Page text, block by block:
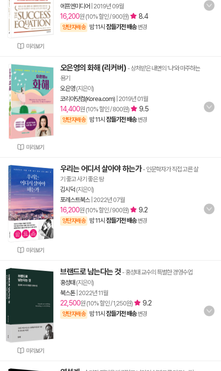
미리보기
에프엔미디어 2019년 09월
16,200원 (10% 할인 / 900원) 8.4
양탄자배송 밤 11시 잠들기전 배송 변경
미리보기
오은영의 화해 (리커버) - 상처받은 내면의 ‘나’와 마주하는
용기
오은영(지은이)
코리아닷컴(Korea.com) 2019년 01월
14,400원 (10% 할인 / 800원) 9.5
양탄자배송 밤 11시 잠들기전 배송 변경
미리보기
우리는 어디서 살아야 하는가- 인문학자가 직접 고른 살
기 좋고 사기 좋은 땅
김시덕 (지은이)
포레스트북스| 2022년 07월
16,200원 (10% 할인 / 900원) 9.2
양탄자배송 밤 11시 잠들기전 배송 변경
미리보기
브랜드로 남는다는 것 - 홍성태 교수의 특별한 경영수업
홍성태 (지은이)
북스톤| 2022년 11월
22,500원 (10% 할인 / 1,250원) 9.2
양탄자배송 밤 11시 잠들기전 배송 변경